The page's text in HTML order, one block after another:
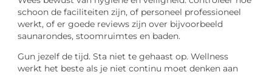
schoon de faciliteiten zijn, of personeel professioneel
werkt, of er goede reviews zijn over bijvoorbeeld
saunarondes, stoomruimtes en baden.
Gun jezelf de tijd. Sta niet te gehaast op. Wellness
werkt het beste als je niet continu moet denken aan